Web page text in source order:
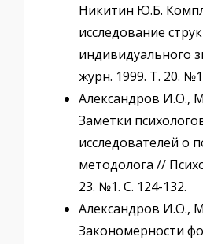
Никитин Ю.Б.
исследование
индивидуального
журн. 1999. Т. 20.
Александров И.О.,
Заметки
исследователей о
методолога //
23. №1. С. 124-132.
Александров И.О.,
Закономерности